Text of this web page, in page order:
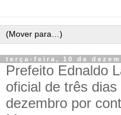
terça-feira, 10 de
Prefeito Ednaldo
oficial de três
dezembro por